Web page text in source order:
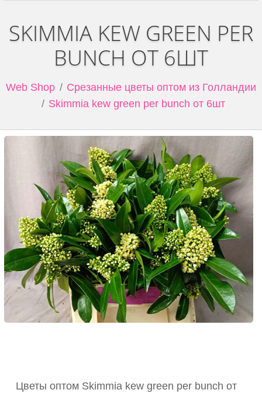
SKIMMIA KEW GREEN PER
BUNCH ОТ 6ШТ
Web Shop
Срезанные цветы оптом из Голландии
Skimmia kew green per bunch от 6шт
Цветы оптом Skimmia kew green per bunch от